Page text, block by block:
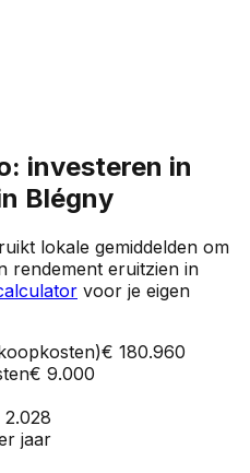
investeren in
Blégny
lokale gemiddelden om
rendement eruitzien in
voor je eigen
€ 180.960
€ 9.000
jaar